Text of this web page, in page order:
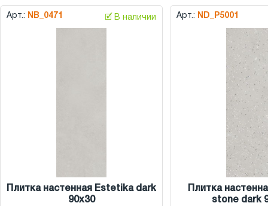
Арт.: NB_0471 🗹 В наличии
Плитка настенная Estetika dark
90x30
Арт.: ND_P5001
Плитка
stone dark